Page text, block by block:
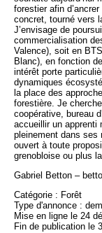
forestier afin
concret, tourné vers
J’envisage de
commercialisation
Valence), soit en
Blanc), en fonction
intérêt porte
dynamiques
la place des
forestière. Je
coopérative, bureau
accueillir un apprenti
pleinement dans ses
ouvert à toute
grenobloise ou plus
Gabriel Betton –
Catégorie : Forêt
Type d'annonce :
Mise en ligne le 24
Fin de publication le